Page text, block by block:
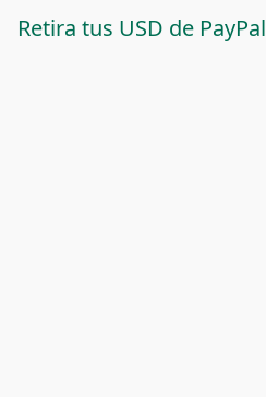
Retira tus USD de PayPal